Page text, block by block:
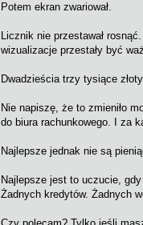
Potem ekran zwariował.
Licznik nie przestawał
wizualizacje przestały być
Dwadzieścia trzy tysiące
Nie napiszę, że to zmieniło
do biura rachunkowego. I za
Najlepsze jednak nie są
Najlepsze jest to uczucie,
Żadnych kredytów. Żadnych